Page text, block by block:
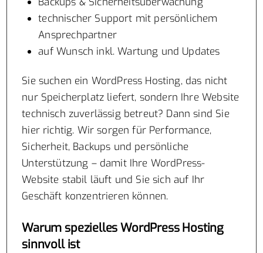
technischer Support mit persönlichem
Ansprechpartner
auf Wunsch inkl. Wartung und Updates
Sie suchen ein WordPress Hosting, das nicht
nur Speicherplatz liefert, sondern Ihre Website
technisch zuverlässig betreut? Dann sind Sie
hier richtig. Wir sorgen für Performance,
Sicherheit, Backups und persönliche
Unterstützung – damit Ihre WordPress-
Website stabil läuft und Sie sich auf Ihr
Geschäft konzentrieren können.
Warum spezielles WordPress Hosting
sinnvoll ist